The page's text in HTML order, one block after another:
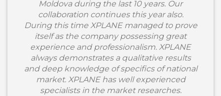
Moldova during the last 10 years. Our
collaboration continues this year also.
During this time XPLANE managed to prove
itself as the company possessing great
experience and professionalism. XPLANE
always demonstrates a qualitative results
and deep knowledge of specifics of national
market. XPLANE has well experienced
specialists in the market researches.